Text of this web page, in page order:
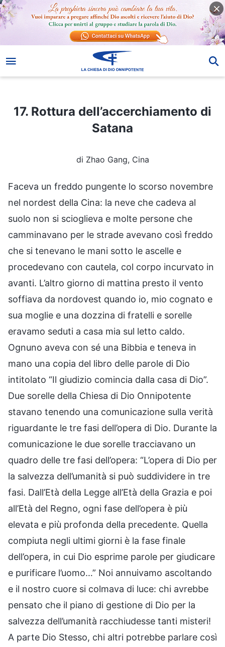
17. Rottura dell’accerchiamento di Satana
17. Rottura dell’accerchiamento di
Satana
di Zhao Gang, Cina
Faceva un freddo pungente lo scorso novembre
nel nordest della Cina: la neve che cadeva al
suolo non si scioglieva e molte persone che
camminavano per le strade avevano così freddo
che si tenevano le mani sotto le ascelle e
procedevano con cautela, col corpo incurvato in
avanti. L’altro giorno di mattina presto il vento
soffiava da nordovest quando io, mio cognato e
sua moglie e una dozzina di fratelli e sorelle
eravamo seduti a casa mia sul letto caldo.
Ognuno aveva con sé una Bibbia e teneva in
mano una copia del libro delle parole di Dio
intitolato “Il giudizio comincia dalla casa di Dio”.
Due sorelle della Chiesa di Dio Onnipotente
stavano tenendo una comunicazione sulla verità
riguardante le tre fasi dell’opera di Dio. Durante la
comunicazione le due sorelle tracciavano un
quadro delle tre fasi dell’opera: “L’opera di Dio per
la salvezza dell’umanità si può suddividere in tre
fasi. Dall’Età della Legge all’Età della Grazia e poi
all’Età del Regno, ogni fase dell’opera è più
elevata e più profonda della precedente. Quella
compiuta negli ultimi giorni è la fase finale
dell’opera, in cui Dio esprime parole per giudicare
e purificare l’uomo…” Noi annuivamo ascoltando
e il nostro cuore si colmava di luce: chi avrebbe
pensato che il piano di gestione di Dio per la
salvezza dell’umanità racchiudesse tanti misteri!
A parte Dio Stesso, chi altri potrebbe parlare così